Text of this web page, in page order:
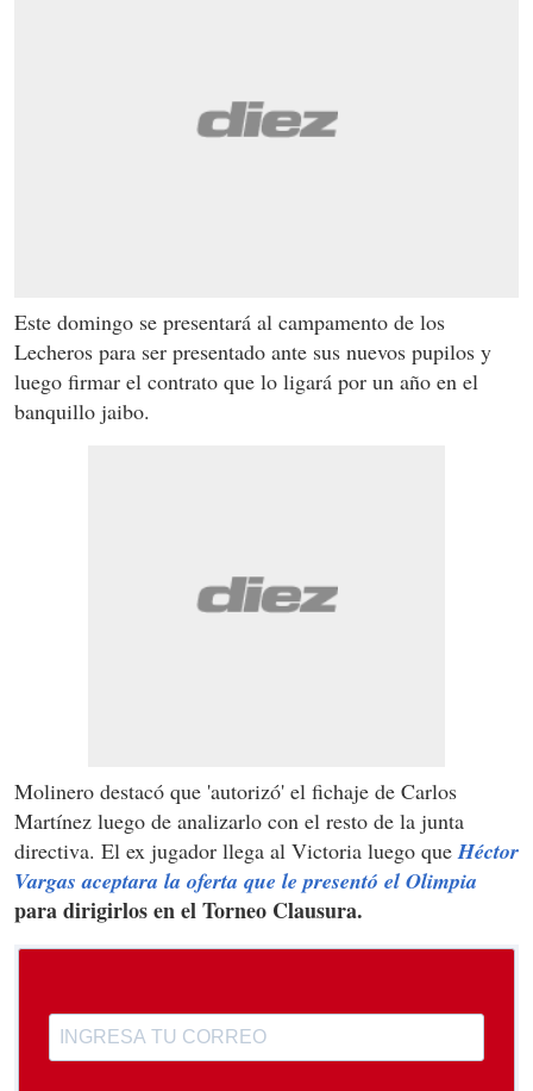
Este domingo se presentará al campamento de los
Lecheros para ser presentado ante sus nuevos pupilos y
luego firmar el contrato que lo ligará por un año en el
banquillo jaibo.
Molinero destacó que 'autorizó' el fichaje de Carlos
Martínez luego de analizarlo con el resto de la junta
directiva. El ex jugador llega al Victoria luego queHéctor
Vargas aceptara la oferta que le presentó el Olimpia
para dirigirlos en el Torneo Clausura.